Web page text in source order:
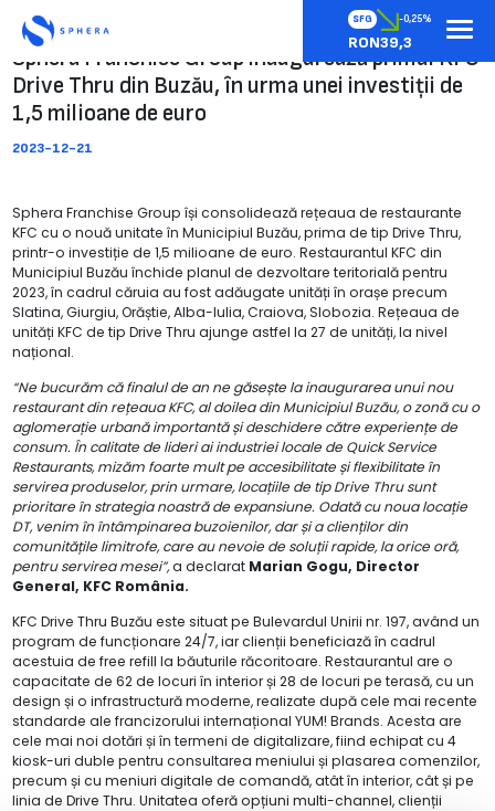
SFG -0,25%
RON39,3
Sphera Franchise Group inaugurează primul KFC
Drive Thru din Buzău, în urma unei investiții de
1,5 milioane de euro
2023-12-21
Sphera Franchise Group își consolidează rețeaua de restaurante
KFC cu o nouă unitate în Municipiul Buzău, prima de tip Drive Thru,
printr-o investiție de 1,5 milioane de euro. Restaurantul KFC din
Municipiul Buzău închide planul de dezvoltare teritorială pentru
2023, în cadrul căruia au fost adăugate unități în orașe precum
Slatina, Giurgiu, Orăștie, Alba-Iulia, Craiova, Slobozia. Rețeaua de
unități KFC de tip Drive Thru ajunge astfel la 27 de unități, la nivel
național.
“Ne bucurăm că finalul de an ne găsește la inaugurarea unui nou
restaurant din rețeaua KFC, al doilea din Municipiul Buzău, o zonă cu o
aglomerație urbană importantă și deschidere către experiențe de
consum. În calitate de lideri ai industriei locale de Quick Service
Restaurants, mizăm foarte mult pe accesibilitate și flexibilitate în
servirea produselor, prin urmare, locațiile de tip Drive Thru sunt
prioritare în strategia noastră de expansiune. Odată cu noua locație
DT, venim în întâmpinarea buzoienilor, dar și a clienților din
comunitățile limitrofe, care au nevoie de soluții rapide, la orice oră,
pentru servirea mesei”,a declarat Marian Gogu, Director
General, KFC România.
KFC Drive Thru Buzău este situat pe Bulevardul Unirii nr. 197, având un
program de funcționare 24/7, iar clienții beneficiază în cadrul
acestuia de free refill la băuturile răcoritoare. Restaurantul are o
capacitate de 62 de locuri în interior și 28 de locuri pe terasă, cu un
design și o infrastructură moderne, realizate după cele mai recente
standarde ale francizorului internațional YUM! Brands. Acesta are
cele mai noi dotări și în termeni de digitalizare, fiind echipat cu 4
kiosk-uri duble pentru consultarea meniului și plasarea comenzilor,
precum și cu meniuri digitale de comandă, atât în interior, cât și pe
linia de Drive Thru. Unitatea oferă opțiuni multi-channel, clienții